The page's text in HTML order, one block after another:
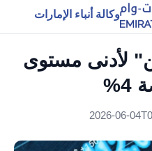
وكالة أنباء الإمارات
لأدنى مستوى
2026-06-